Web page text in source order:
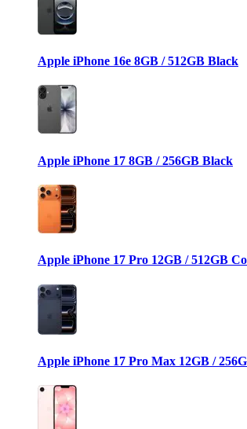
Apple iPhone 16e 8GB / 512GB Black
Apple iPhone 17 8GB / 256GB Black
Apple iPhone 17 Pro 12GB / 512GB
Apple iPhone 17 Pro Max 12GB /